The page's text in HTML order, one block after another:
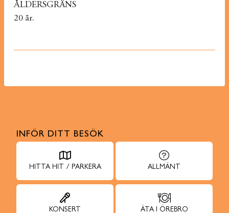
ÅLDERSGRÄNS
20 år.
INFÖR DITT BESÖK
HITTA HIT / PARKERA ALLMÄNT
KONSERT ÄTA I ÖREBRO